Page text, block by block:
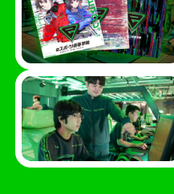
世界大会
VARORANT
大会運営
SS熊本
ウメハラ
ストリート
ふくおか経済
専門高
eスクールジャーナル
パシフィコ横浜
ハー